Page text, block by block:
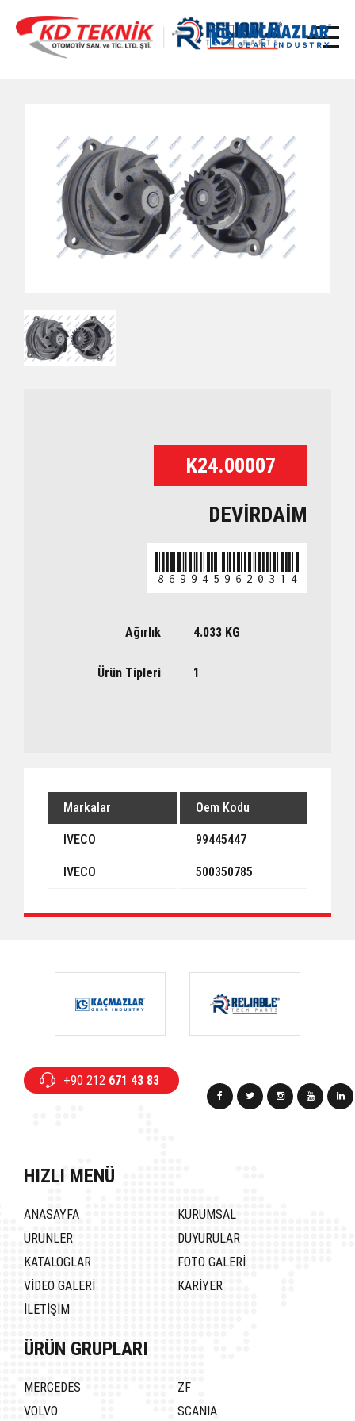
K24.00007
DEVİRDAİM
8699459620314
Ağırlık 4.033 KG
Ürün Tipleri 1
Markalar Oem Kodu
IVECO 99445447
IVECO 500350785
+90 212 671 43 83
HIZLI MENÜ
ANASAYFA
KURUMSAL
ÜRÜNLER
DUYURULAR
KATALOGLAR
FOTO GALERİ
VİDEO GALERİ
KARİYER
İLETİŞİM
ÜRÜN GRUPLARI
MERCEDES
ZF
VOLVO
SCANIA